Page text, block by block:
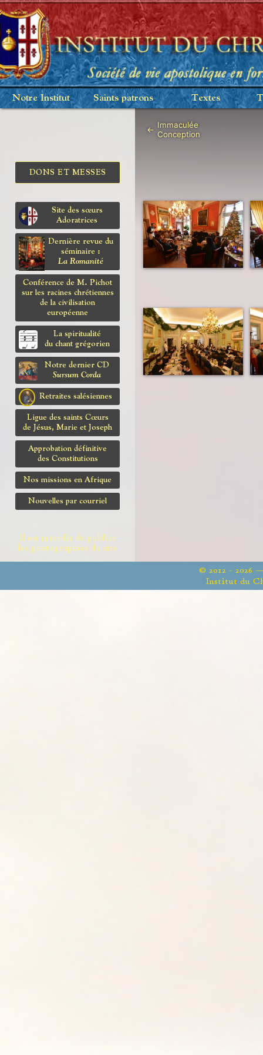
Notre Institut Saints patrons Textes
DONS ET MESSES
Site des sœurs
Adoratrices
Dernière revue du
séminaire :
La Romanité
Conférence de M. Pichot
sur les racines chrétiennes
de la civilisation
européenne
La spiritualité
du chant grégorien
Notre dernier CD
Sursum Corda
Retraites salésiennes
Ligue des saints Cœurs
de Jésus, Marie et Joseph
Approbation définitive
des Constitutions
Nos missions en Afrique
Nouvelles par courriel
Il est interdit de publier
les photographies du site
← Immaculée
Conception
© 2012 -
Institut du